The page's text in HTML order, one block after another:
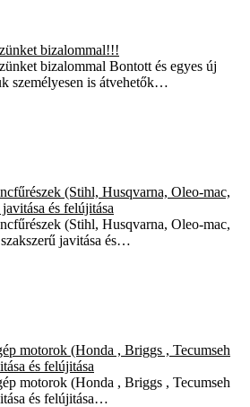
bizalommal!!!
bizalommal Bontott és egyes új
személyesen is átvehetők…
(Stihl, Husqvarna, Oleo-mac,
és felújitása
(Stihl, Husqvarna, Oleo-mac,
javitása és…
motorok (Honda , Briggs , Tecumseh
és felújitása
motorok (Honda , Briggs , Tecumseh
és felújitása…